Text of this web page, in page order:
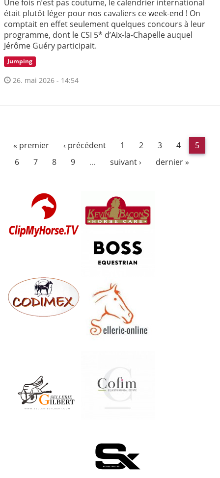
Une fois n’est pas coutume, le calendrier international
était plutôt léger pour nos cavaliers ce week-end ! On
comptait en effet seulement quelques concours à leur
programme, dont le CSI 5* d’Aix-la-Chapelle auquel
Jérôme Guéry participait.
Jumping
26. mai 2026 - 14:54
« premier ‹ précédent 1 2 3 4
5
6
7 8 9 … suivant › dernier »